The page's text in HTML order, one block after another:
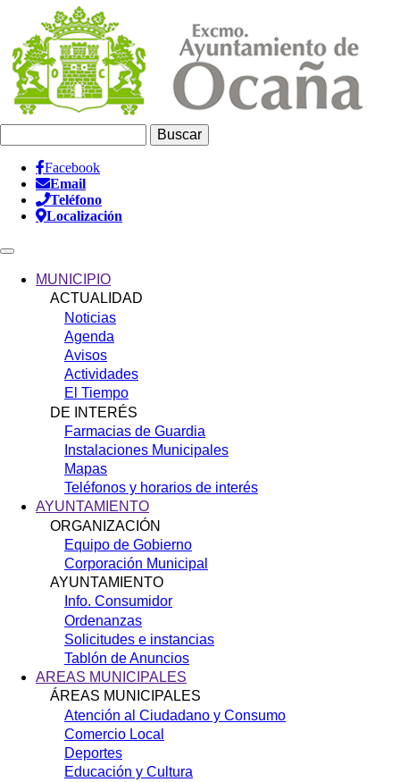
contenido
principal
Información
Header
Facebook
Email
Teléfono
Localización
navigationMUNICIPIO
ACTUALIDAD
Noticias
Agenda
Avisos
Actividades
El Tiempo
DE INTERÉS
Farmacias de Guardia
Instalaciones Municipales
Mapas
Teléfonos y horarios de interés
AYUNTAMIENTO
ORGANIZACIÓN
Equipo de Gobierno
Corporación Municipal
AYUNTAMIENTO
Info. Consumidor
Ordenanzas
Solicitudes e instancias
Tablón de Anuncios
AREAS MUNICIPALES
ÁREAS MUNICIPALES
Atención al Ciudadano y Consumo
Comercio Local
Deportes
Educación y Cultura